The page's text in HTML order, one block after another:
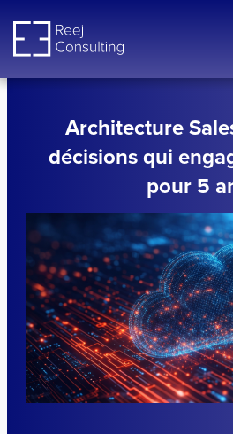
contenu
Architecture
décisions qui
pour 5